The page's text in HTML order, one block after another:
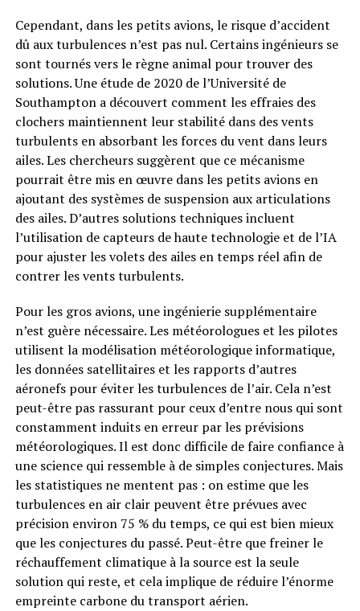
Cependant, dans les petits avions, le risque d’accident
dû aux turbulences n’est pas nul. Certains ingénieurs se
sont tournés vers le règne animal pour trouver des
solutions. Une étude de 2020 de l’Université de
Southampton a découvert comment les effraies des
clochers maintiennent leur stabilité dans des vents
turbulents en absorbant les forces du vent dans leurs
ailes. Les chercheurs suggèrent que ce mécanisme
pourrait être mis en œuvre dans les petits avions en
ajoutant des systèmes de suspension aux articulations
des ailes. D’autres solutions techniques incluent
l’utilisation de capteurs de haute technologie et de l’IA
pour ajuster les volets des ailes en temps réel afin de
contrer les vents turbulents.
Pour les gros avions, une ingénierie supplémentaire
n’est guère nécessaire. Les météorologues et les pilotes
utilisent la modélisation météorologique informatique,
les données satellitaires et les rapports d’autres
aéronefs pour éviter les turbulences de l’air. Cela n’est
peut-être pas rassurant pour ceux d’entre nous qui sont
constamment induits en erreur par les prévisions
météorologiques. Il est donc difficile de faire confiance à
une science qui ressemble à de simples conjectures. Mais
les statistiques ne mentent pas : on estime que les
turbulences en air clair peuvent être prévues avec
précision environ 75 % du temps, ce qui est bien mieux
que les conjectures du passé. Peut-être que freiner le
réchauffement climatique à la source est la seule
solution qui reste, et cela implique de réduire l’énorme
empreinte carbone du transport aérien.